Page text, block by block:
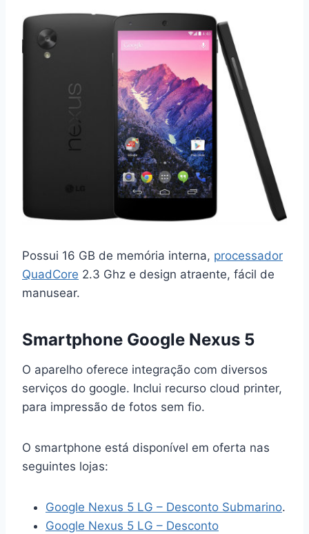
Possui 16 GB de memória interna, processador
QuadCore 2.3 Ghz e design atraente, fácil de
manusear.
Smartphone Google Nexus 5
O aparelho oferece integração com diversos
serviços do google. Inclui recurso cloud printer,
para impressão de fotos sem fio.
O smartphone está disponível em oferta nas
seguintes lojas:
Google Nexus 5 LG – Desconto Submarino.
Google Nexus 5 LG – Desconto